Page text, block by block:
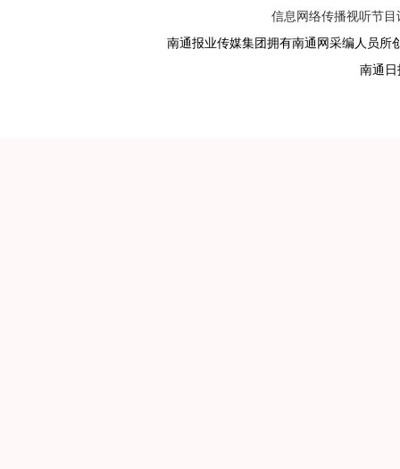
信息网络传播视听节目
南通报业传媒集团拥有南通网采编人员所
南通日